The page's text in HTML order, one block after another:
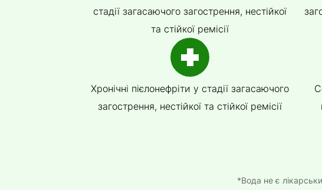
стадії загасаючого загострення, нестійкої
та стійкої ремісії
Хронічні пієлонефріти у стадії загасаючого
загострення, нестійкої та стійкої ремісії
*Вода не є